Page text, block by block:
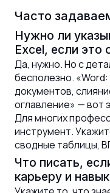
Часто
Нужно ли
Excel, если это
Да, нужно. Но с
бесполезно.
документов,
оглавление» — вот
Для многих
инструмент.
сводные таблицы,
Что писать,
карьеру и